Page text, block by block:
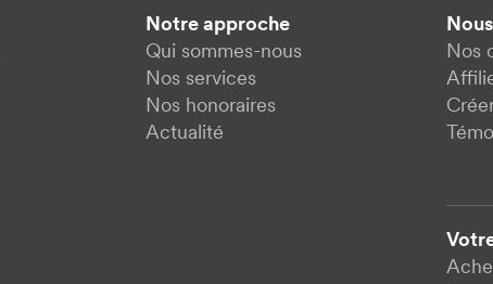
Notre approche
Qui sommes-nous
Nos services
Nos honoraires
Actualité
Nos